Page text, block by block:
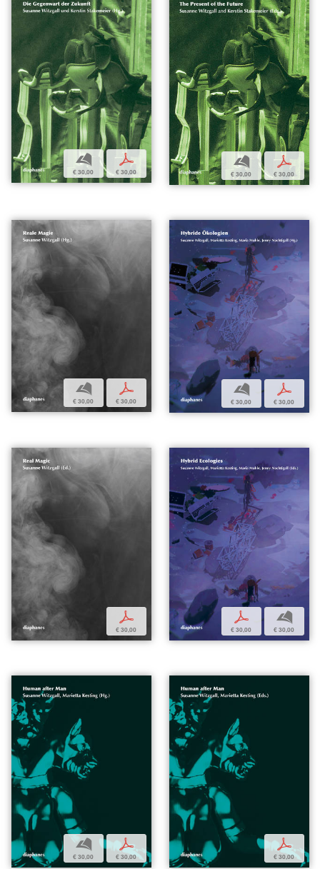
b
€ 30,00
p
€ 30,00
b
€ 30,00
p
€ 30,00
b
€ 30,00
p
€ 30,00
b
€ 30,00
p
€ 30,00
p
€ 30,00
p
€ 30,00
b
€ 30,00
b
€ 30,00
p
€ 30,00
p
€ 30,00